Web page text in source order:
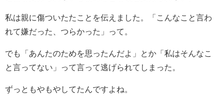
私は親に傷ついたたことを伝えました。「こんなこと言わ
れて嫌だった、つらかった」って。
でも「あんたのためを思ったんだよ」とか「私はそんなこ
と言ってない」って言って逃げられてしまった。
ずっともやもやしてたんですよね。